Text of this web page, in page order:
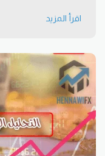
اقرأ المزيد